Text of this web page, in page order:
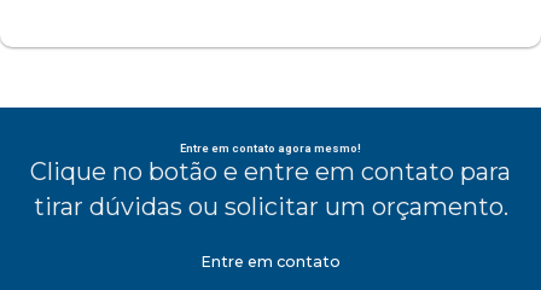
Entre em contato agora mesmo!
Clique no botão e entre em contato para
tirar dúvidas ou solicitar um orçamento.
Entre em contato